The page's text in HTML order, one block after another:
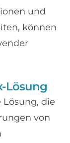
und
können
Lösung
die
von